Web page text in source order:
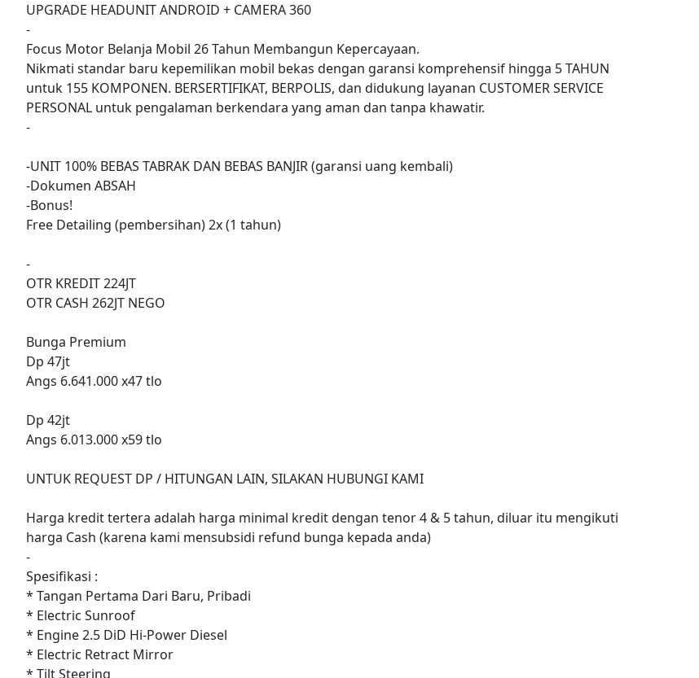
UPGRADE HEADUNIT ANDROID + CAMERA 360
-
Focus Motor Belanja Mobil 26 Tahun Membangun Kepercayaan.
Nikmati standar baru kepemilikan mobil bekas dengan garansi komprehensif hingga 5 TAHUN
untuk 155 KOMPONEN. BERSERTIFIKAT, BERPOLIS, dan didukung layanan CUSTOMER SERVICE
PERSONAL untuk pengalaman berkendara yang aman dan tanpa khawatir.
-
-UNIT 100% BEBAS TABRAK DAN BEBAS BANJIR (garansi uang kembali)
-Dokumen ABSAH
-Bonus!
Free Detailing (pembersihan) 2x (1 tahun)
-
OTR KREDIT 224JT
OTR CASH 262JT NEGO
Bunga Premium
Dp 47jt
Angs 6.641.000 x47 tlo
Dp 42jt
Angs 6.013.000 x59 tlo
UNTUK REQUEST DP / HITUNGAN LAIN, SILAKAN HUBUNGI KAMI
Harga kredit tertera adalah harga minimal kredit dengan tenor 4 & 5 tahun, diluar itu mengikuti
harga Cash (karena kami mensubsidi refund bunga kepada anda)
-
Spesifikasi :
* Tangan Pertama Dari Baru, Pribadi
* Electric Sunroof
* Engine 2.5 DiD Hi-Power Diesel
* Electric Retract Mirror
* Tilt Steering